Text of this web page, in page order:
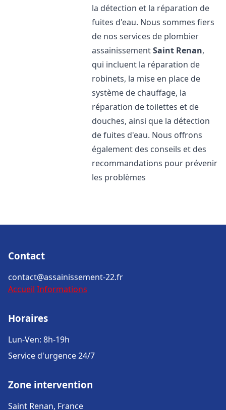
la détection et la réparation de
fuites d'eau. Nous sommes fiers
de nos services de plombier
assainissementSaint Renan,
qui incluent la réparation de
robinets, la mise en place de
système de chauffage, la
réparation de toilettes et de
douches, ainsi que la détection
de fuites d'eau. Nous offrons
également des conseils et des
recommandations pour prévenir
les problèmes
Contact
contact@assainissement-22.fr
Accueil Informations
Horaires
Lun-Ven: 8h-19h
Service d'urgence 24/7
Zone intervention
Saint Renan, France